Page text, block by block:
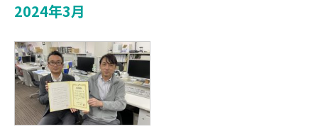
2024年3月